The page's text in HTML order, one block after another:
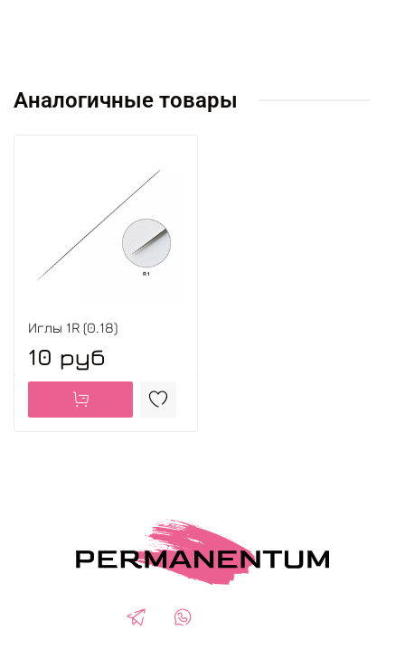
Аналогичные товары
Иглы 1R (0.18)
10 руб